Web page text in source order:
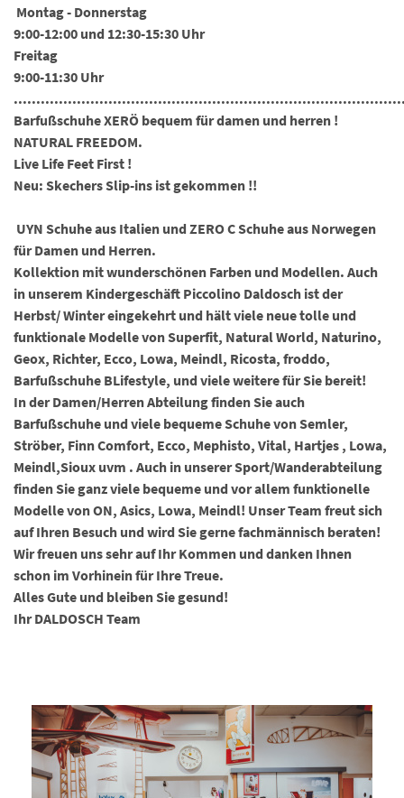
Montag - Donnerstag
9:00-12:00 und 12:30-15:30 Uhr
Freitag
9:00-11:30 Uhr
Barfußschuhe XERÖ bequem für damen und herren !
NATURAL FREEDOM.
Live Life Feet First !
Neu: Skechers Slip-ins ist gekommen !!
UYN Schuhe aus Italien und ZERO C Schuhe aus Norwegen
für Damen und Herren.
Kollektion mit wunderschönen Farben und Modellen. Auch
in unserem Kindergeschäft Piccolino Daldosch ist der
Herbst/ Winter eingekehrt und hält viele neue tolle und
funktionale Modelle von Superfit, Natural World, Naturino,
Geox, Richter, Ecco, Lowa, Meindl, Ricosta, froddo,
Barfußschuhe BLifestyle, und viele weitere für Sie bereit!
In der Damen/Herren Abteilung finden Sie auch
Barfußschuhe und viele bequeme Schuhe von Semler,
Ströber, Finn Comfort, Ecco, Mephisto, Vital, Hartjes , Lowa,
Meindl,Sioux uvm . Auch in unserer Sport/Wanderabteilung
finden Sie ganz viele bequeme und vor allem funktionelle
Modelle von ON, Asics, Lowa, Meindl! Unser Team freut sich
auf Ihren Besuch und wird Sie gerne fachmännisch beraten!
Wir freuen uns sehr auf Ihr Kommen und danken Ihnen
schon im Vorhinein für Ihre Treue.
Alles Gute und bleiben Sie gesund!
Ihr DALDOSCH Team